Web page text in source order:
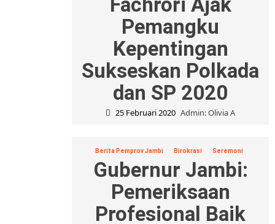
Pemangku
Kepentingan
Sukseskan Polkada
dan SP 2020
25 Februari 2020 Admin: Olivia A
Berita Pemprov Jambi Birokrasi Seremoni
Gubernur Jambi:
Pemeriksaan
Profesional Baik